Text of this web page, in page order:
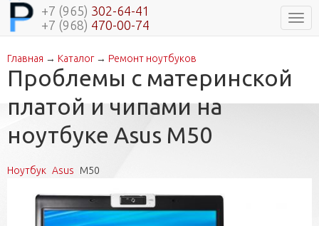
+7 (965) 302-64-41
+7 (968) 470-00-74
Вы здесь
Главная → Каталог→ Ремонт ноутбуков
Проблемы с материнской
платой и чипами на
ноутбуке Asus M50
Ноутбук Asus M50